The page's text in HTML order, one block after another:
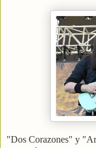
"Dos Corazones" y